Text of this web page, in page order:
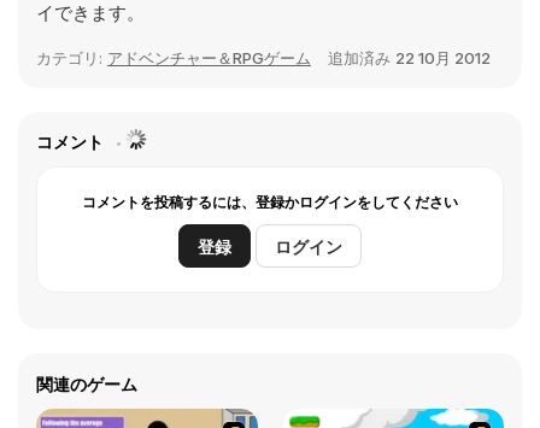
イできます。
カテゴリ: アドベンチャー＆RPGゲーム 追加済み 22 10月 2012
コメント
コメントを投稿するには、登録かログインをしてください
登録 ログイン
関連のゲーム